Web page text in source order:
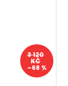
3 120
KČ
–68 %